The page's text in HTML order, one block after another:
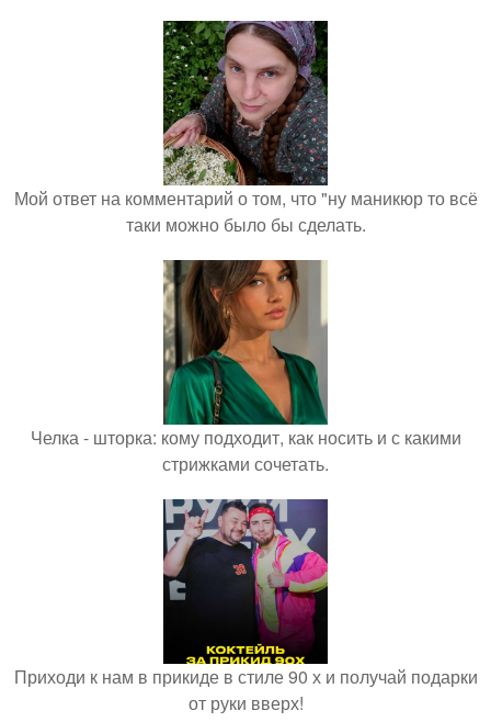
Мой ответ на комментарий о том, что "ну маникюр то всё
таки можно было бы сделать.
Челка - шторка: кому подходит, как носить и с какими
стрижками сочетать.
Приходи к нам в прикиде в стиле 90 х и получай подарки
от руки вверх!